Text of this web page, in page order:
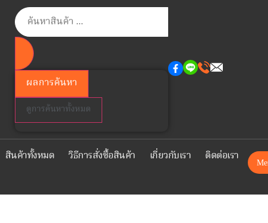
ผลการค้นหา
ดูการค้นหาทั้งหมด
สินค้าทั้งหมด วิธีการสั่งซื้อสินค้า เกี่ยวกับเรา ติดต่อเรา